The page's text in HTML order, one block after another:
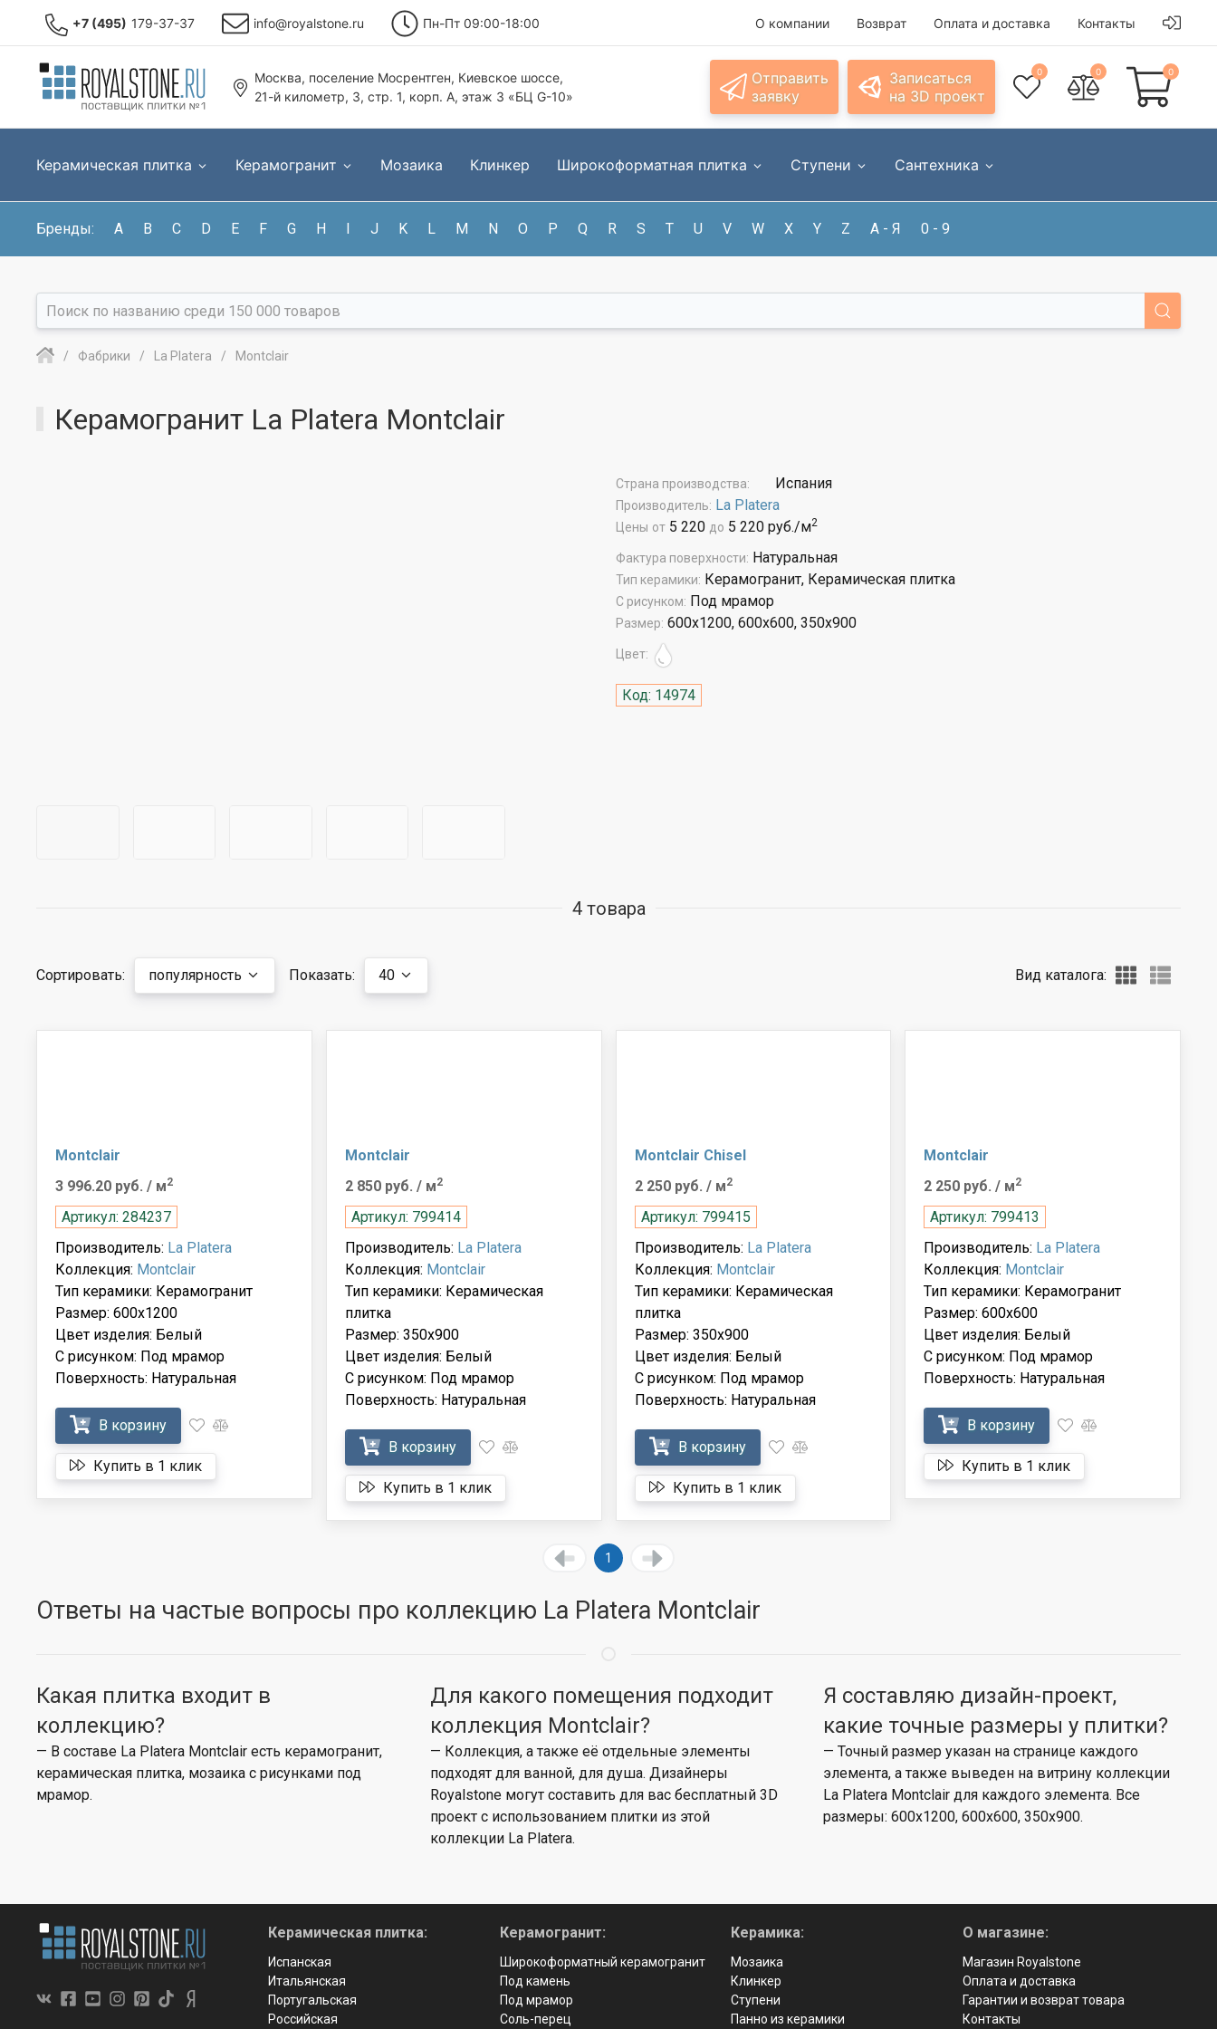
+7 (495) 179-37-37 info@royalstone.ru Пн-Пт 09:00-18:00 О компании Возврат Оплата и доставка Контакты
Москва, поселение Мосрентген, Киевское шоссе,
21-й километр, 3, стр. 1, корп. А, этаж 3 «БЦ G-10»
Отправить
заявку
Записаться
на 3D проект
0 0 0
Керамическая плитка Керамогранит Мозаика Клинкер Широкоформатная плитка Ступени Сантехника
Бренды: A B C D E F G H I J K L M N O P Q R S T U V W X Y Z А - Я 0 - 9
Фабрики La Platera Montclair
Керамогранит La Platera Montclair
Страна производства: Испания
Производитель: La Platera
Цены от5 220 до 5 220 руб./м2
Фактура поверхности: Натуральная
Тип керамики: Керамогранит, Керамическая плитка
С рисунком: Под мрамор
Размер: 600x1200, 600x600, 350x900
Цвет:
Код: 14974
4 товара
Сортировать: популярность Показать: 40 Вид каталога:
Montclair
3 996.20 руб. / м2
Артикул: 284237
Производитель: La Platera
Коллекция: Montclair
Тип керамики: Керамогранит
Размер: 600x1200
Цвет изделия: Белый
С рисунком: Под мрамор
Поверхность: Натуральная
В корзину
Купить в 1 клик
Montclair
2 850 руб. / м2
Артикул: 799414
Производитель: La Platera
Коллекция: Montclair
Тип керамики: Керамическая
плитка
Размер: 350x900
Цвет изделия: Белый
С рисунком: Под мрамор
Поверхность: Натуральная
В корзину
Купить в 1 клик
Montclair Chisel
2 250 руб. / м2
Артикул: 799415
Производитель: La Platera
Коллекция: Montclair
Тип керамики: Керамическая
плитка
Размер: 350x900
Цвет изделия: Белый
С рисунком: Под мрамор
Поверхность: Натуральная
В корзину
Купить в 1 клик
Montclair
2 250 руб./ м2
Артикул: 799413
Производитель: La Platera
Коллекция: Montclair
Тип керамики: Керамогранит
Размер: 600x600
Цвет изделия: Белый
С рисунком: Под мрамор
Поверхность: Натуральная
В корзину
Купить в 1 клик
1
Ответы на частые вопросы про коллекцию La Platera Montclair
Какая плитка входит в
коллекцию?
— В составе La Platera Montclair есть керамогранит,
керамическая плитка, мозаика с рисунками под
мрамор.
Для какого помещения подходит
коллекция Montclair?
— Коллекция, а также её отдельные элементы
подходят для ванной, для душа. Дизайнеры
Royalstone могут составить для вас бесплатный 3D
проект с использованием плитки из этой
коллекции La Platera.
Я составляю дизайн-проект,
какие точные размеры у плитки?
— Точный размер указан на странице каждого
элемента, а также выведен на витрину коллекции
La Platera Montclair для каждого элемента. Все
размеры: 600x1200, 600x600, 350x900.
Керамическая плитка:
Испанская
Итальянская
Португальская
Российская
Керамогранит:
Широкоформатный керамогранит
Под камень
Под мрамор
Соль-перец
Керамика:
Мозаика
Клинкер
Ступени
Панно из керамики
О магазине:
Магазин Royalstone
Оплата и доставка
Гарантии и возврат товара
Контакты